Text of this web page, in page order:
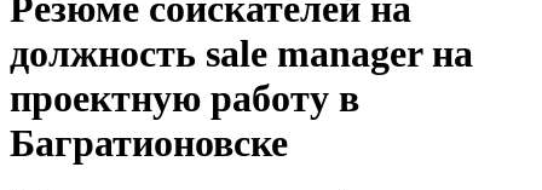
Резюме соискателей на
должность sale manager на
проектную работу в
Багратионовске